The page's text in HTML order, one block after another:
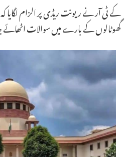
کے ٹی آر نے ریونت ریڈی پر الزام لگایا
گھوٹالوں کے بارے میں سوالات اٹھائے